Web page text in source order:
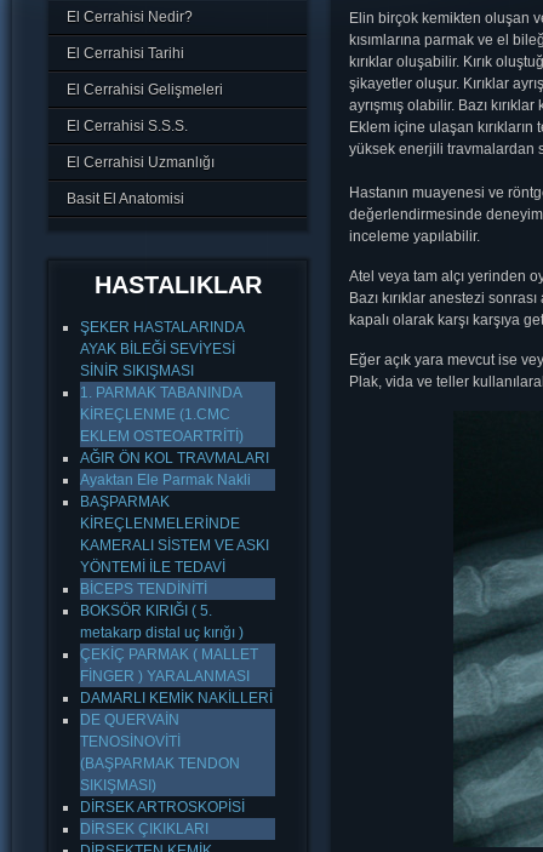
Elin birçok kemikten oluşan
kısımlarına parmak ve el
kırıklar oluşabilir. Kırık
şikayetler oluşur. Kırıklar
ayrışmış olabilir. Bazı
Eklem içine ulaşan kırıkların
yüksek enerjili travmalardan
Hastanın muayenesi ve
değerlendirmesinde deneyim
inceleme yapılabilir.
Atel veya tam alçı yerinden
Bazı kırıklar anestezi
kapalı olarak karşı karşıya
Eğer açık yara mevcut ise
Plak, vida ve teller
El Cerrahisi Nedir?
El Cerrahisi Tarihi
El Cerrahisi Gelişmeleri
El Cerrahisi S.S.S.
El Cerrahisi Uzmanlığı
Basit El Anatomisi
HASTALIKLAR
ŞEKER HASTALARINDA
AYAK BİLEĞİ SEVİYESİ
SİNİR SIKIŞMASI
1. PARMAK TABANINDA
KİREÇLENME (1.CMC
EKLEM OSTEOARTRİTİ)
AĞIR ÖN KOL TRAVMALARI
Ayaktan Ele Parmak Nakli
BAŞPARMAK
KİREÇLENMELERİNDE
KAMERALI SİSTEM VE ASKI
YÖNTEMİ İLE TEDAVİ
BİCEPS TENDİNİTİ
BOKSÖR KIRIĞI ( 5.
metakarp distal uç kırığı )
ÇEKİÇ PARMAK ( MALLET
FİNGER ) YARALANMASI
DAMARLI KEMİK NAKİLLERİ
DE QUERVAİN
TENOSİNOVİTİ
(BAŞPARMAK TENDON
SIKIŞMASI)
DİRSEK ARTROSKOPİSİ
DİRSEK ÇIKIKLARI